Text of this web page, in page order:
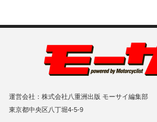
運営会社：株式会社八重洲出版 モーサイ編集部
東京都中央区八丁堀4-5-9